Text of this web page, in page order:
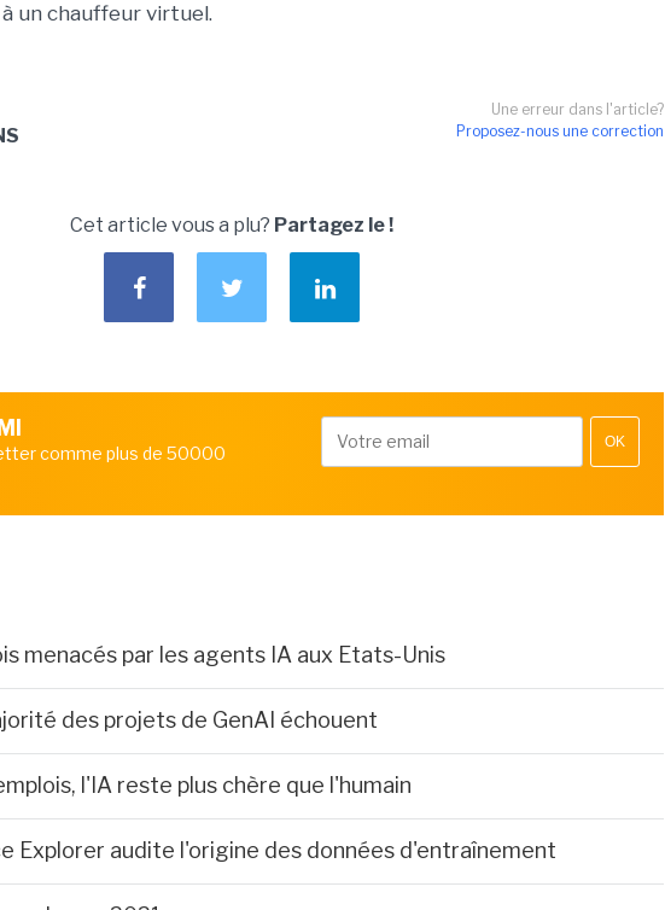
un chauffeur virtuel.
Une erreur dans l'article?
Proposez-nous une correction
Cet article vous a plu? Partagez le !
comme plus de 50000
OK
menacés par les agents IA aux Etats-Unis
des projets de GenAI échouent
l'IA reste plus chère que l'humain
Explorer audite l'origine des données d'entraînement